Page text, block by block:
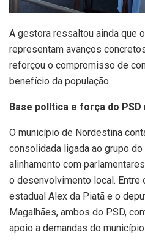
A gestora ressaltou ainda que
representam avanços
reforçou o compromisso de
benefício da população.
Base política e força do PSD
O município de Nordestina
consolidada ligada ao grupo
alinhamento com
o desenvolvimento local.
estadual Alex da Piatã e o
Magalhães, ambos do PSD,
apoio a demandas do município.